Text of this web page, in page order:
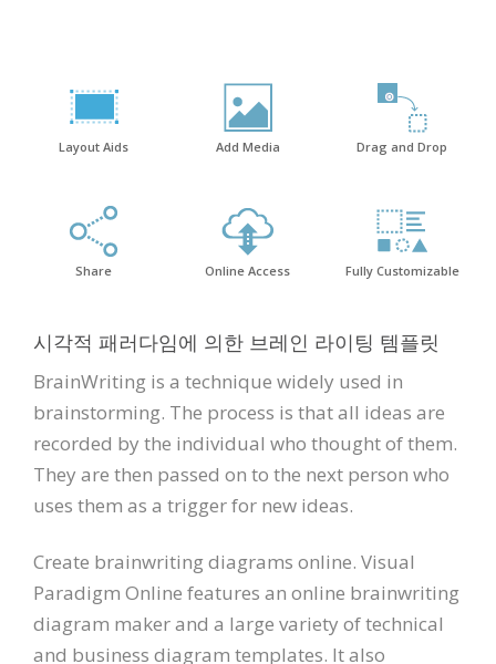
Layout Aids Add Media Drag and Drop
Share Online Access Fully Customizable
시각적 패러다임에 의한 브레인 라이팅 템플릿
BrainWriting is a technique widely used in
brainstorming. The process is that all ideas are
recorded by the individual who thought of them.
They are then passed on to the next person who
uses them as a trigger for new ideas.
Create brainwriting diagrams online. Visual
Paradigm Online features an online brainwriting
diagram maker and a large variety of technical
and business diagram templates. It also